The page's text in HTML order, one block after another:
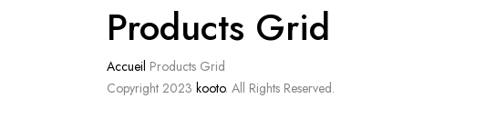
Products Grid
Accueil Products Grid
Copyright 2023 kooto. All Rights Reserved.